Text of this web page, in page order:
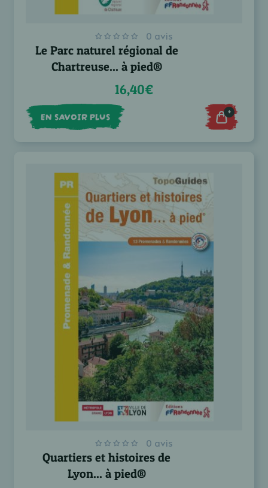
0 avis
Le Parc naturel régional de
Chartreuse... à pied®
16,40€
EN SAVOIR PLUS +
0 avis
Quartiers et histoires de
Lyon... à pied®